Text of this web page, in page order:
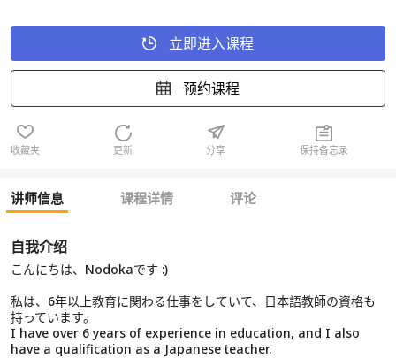
立即进入课程
预约课程
收藏夹 更新 分享 保持备忘录
讲师信息 课程详情 评论
自我介绍
こんにちは、Nodokaです :)
私は、6年以上教育に関わる仕事をしていて、日本語教師の資格も
持っています。
I have over 6 years of experience in education, and I also
have a qualification as a Japanese teacher.